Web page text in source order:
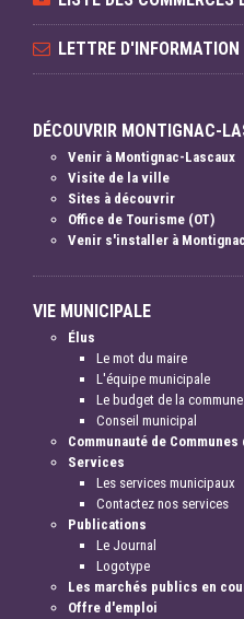
LETTRE D'INFORMATION
DÉCOUVRIR MONTIGNAC-
Venir à Montignac-Lascaux
Visite de la ville
Sites à découvrir
Office de Tourisme (OT)
Venir s'installer à
VIE MUNICIPALE
Élus
Le mot du maire
L'équipe municipale
Le budget de la commune
Conseil municipal
Communauté de
Services
Les services municipaux
Contactez nos services
Publications
Le Journal
Logotype
Les marchés publics en
Offre d'emploi